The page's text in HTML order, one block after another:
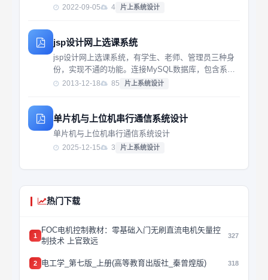
看，，，，，，，，，，，
2022-09-05 4 片上系统设计
jsp设计网上选课系统
jsp设计网上选课系统，有学生、老师、管理员三种身
份，实现不通的功能。连接MySQL数据库，包含系统
源码和数据库设计代码，完整！
2013-12-18 85 片上系统设计
单片机与上位机串行通信系统设计
单片机与上位机串行通信系统设计
2025-12-15 3 片上系统设计
热门下载
1
FOC电机控制教材：零基础入门无刷直流电机矢量控
制技术 上官致远
327
2 电工学_第七版_上册(高等教育出版社_秦曾煌版) 318